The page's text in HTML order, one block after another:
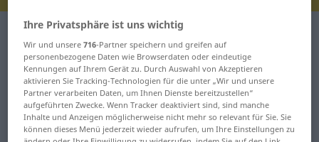
Deutsch-Niederländisch Wörterbuch
Deutsch-Niederländisch
Übersetzung für "okay"
"okay" Niederländisch Übersetzung
Ihre Privatsphäre ist uns wichtig
Wir und unsere716-Partner speichern und greifen auf
personenbezogene Daten wie Browserdaten oder eindeutige
Kennungen auf Ihrem Gerät zu. Durch Auswahl von Akzeptieren
aktivieren Sie Tracking-Technologien für die unter „Wir und unsere
Partner verarbeiten Daten, um Ihnen Dienste bereitzustellen“
aufgeführten Zwecke. Wenn Tracker deaktiviert sind, sind manche
Inhalte und Anzeigen möglicherweise nicht mehr so relevant für Sie. Sie
können dieses Menü jederzeit wieder aufrufen, um Ihre Einstellungen zu